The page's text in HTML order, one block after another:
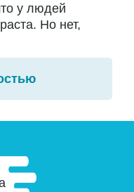
у людей
Но нет,